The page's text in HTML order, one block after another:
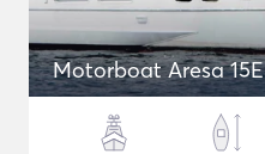
Motorboat Aresa 15E